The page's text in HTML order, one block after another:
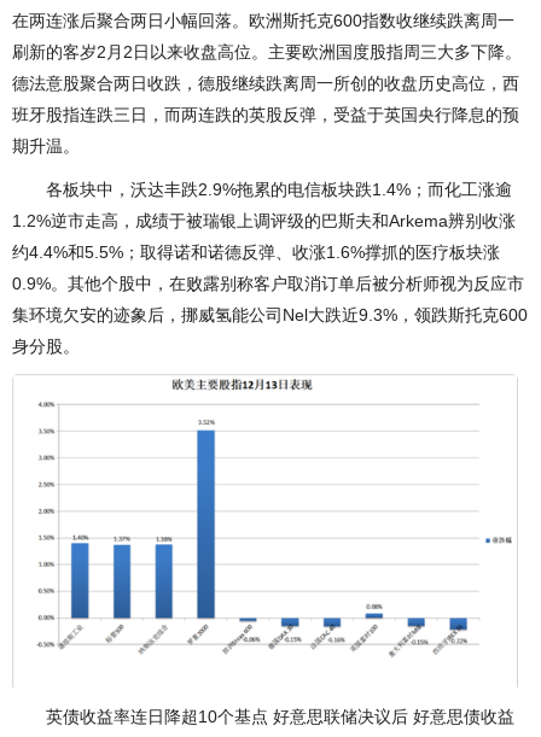
在两连涨后聚合两日小幅回落。欧洲斯托克600指数收继续跌离周一
刷新的客岁2月2日以来收盘高位。主要欧洲国度股指周三大多下降。
德法意股聚合两日收跌，德股继续跌离周一所创的收盘历史高位，西
班牙股指连跌三日，而两连跌的英股反弹，受益于英国央行降息的预
期升温。
各板块中，沃达丰跌2.9%拖累的电信板块跌1.4%；而化工涨逾
1.2%逆市走高，成绩于被瑞银上调评级的巴斯夫和Arkema辨别收涨
约4.4%和5.5%；取得诺和诺德反弹、收涨1.6%撑抓的医疗板块涨
0.9%。其他个股中，在败露别称客户取消订单后被分析师视为反应市
集环境欠安的迹象后，挪威氢能公司Nel大跌近9.3%，领跌斯托克600
身分股。
英债收益率连日降超10个基点 好意思联储决议后 好意思债收益